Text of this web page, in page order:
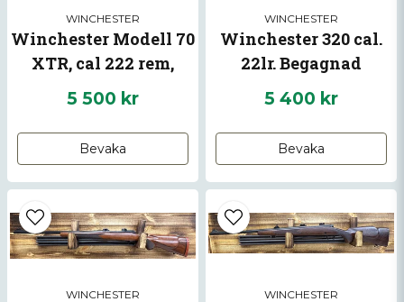
WINCHESTER
Winchester Modell 70
XTR, cal 222 rem,
begagnad
5 500 kr
Bevaka
WINCHESTER
Winchester 320 cal.
22lr. Begagnad
5 400 kr
Bevaka
WINCHESTER WINCHESTER
Ja, ni får publicera min fråga
Skicka fråga